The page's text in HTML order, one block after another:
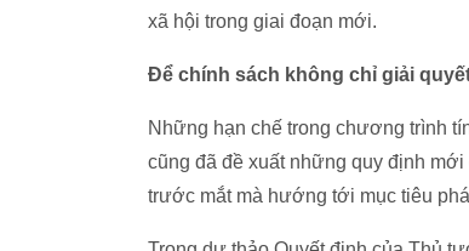
xã hội trong giai đoạn mới.
Để chính sách không chỉ giải
Những hạn chế trong chương trình
cũng đã đề xuất những quy định
trước mắt mà hướng tới mục tiêu